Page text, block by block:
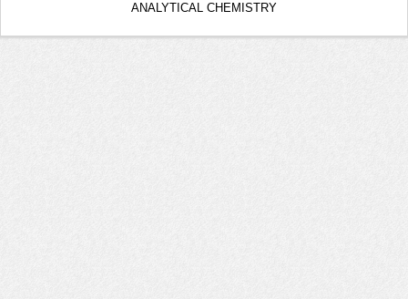
ANALYTICAL CHEMISTRY